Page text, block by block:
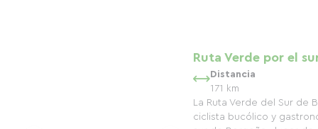
Ruta Verde por el
Distancia
171 km
La Ruta Verde del Sur de
ciclista bucólico y